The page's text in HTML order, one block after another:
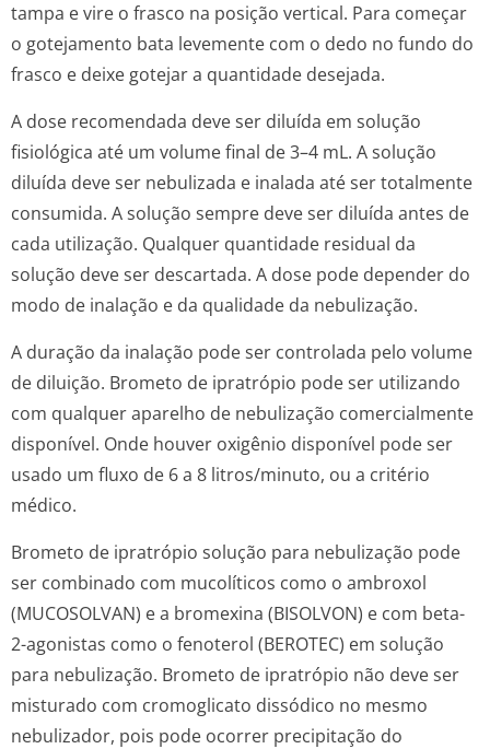
tampa e vire o frasco na posição vertical. Para começar
o gotejamento bata levemente com o dedo no fundo do
frasco e deixe gotejar a quantidade desejada.
A dose recomendada deve ser diluída em solução
fisiológica até um volume final de 3–4 mL. A solução
diluída deve ser nebulizada e inalada até ser totalmente
consumida. A solução sempre deve ser diluída antes de
cada utilização. Qualquer quantidade residual da
solução deve ser descartada. A dose pode depender do
modo de inalação e da qualidade da nebulização.
A duração da inalação pode ser controlada pelo volume
de diluição. Brometo de ipratrópio pode ser utilizando
com qualquer aparelho de nebulização comercialmente
disponível. Onde houver oxigênio disponível pode ser
usado um fluxo de 6 a 8 litros/minuto, ou a critério
médico.
Brometo de ipratrópio solução para nebulização pode
ser combinado com mucolíticos como o ambroxol
(MUCOSOLVAN) e a bromexina (BISOLVON) e com beta-
2-agonistas como o fenoterol (BEROTEC) em solução
para nebulização. Brometo de ipratrópio não deve ser
misturado com cromoglicato dissódico no mesmo
nebulizador, pois pode ocorrer precipitação do